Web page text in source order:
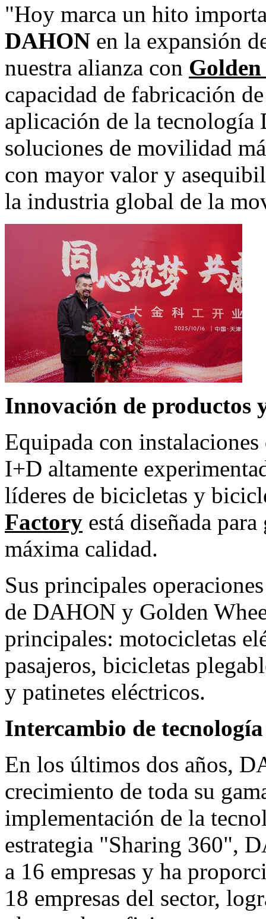
"Hoy marca un hito
DAHON en la expansión
nuestra alianza con
capacidad de fabricación
aplicación de la
soluciones de movilidad
con mayor valor y
la industria global de la
Innovación de productos
Equipada con
I+D altamente
líderes de bicicletas y
Factory está diseñada
máxima calidad.
Sus principales
de DAHON y Golden
principales: motocicletas
pasajeros, bicicletas
y patinetes eléctricos.
Intercambio de
En los últimos dos años,
crecimiento de toda su
implementación de la
estrategia "Sharing 360",
a 16 empresas y ha
18 empresas del sector,